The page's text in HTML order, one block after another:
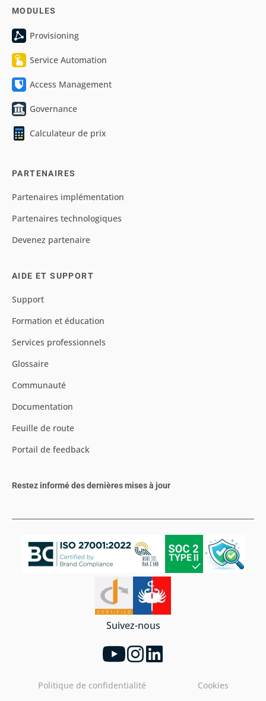
MODULES
Provisioning
Service Automation
Access Management
Governance
Calculateur de prix
PARTENAIRES
Partenaires implémentation
Partenaires technologiques
Devenez partenaire
AIDE ET SUPPORT
Support
Formation et éducation
Services professionnels
Glossaire
Communauté
Documentation
Feuille de route
Portail de feedback
Restez informé des dernières mises à jour
Suivez-nous
Politique de confidentialité Cookies